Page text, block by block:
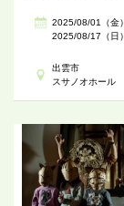
2025/08/01（金
2025/08/17（日）
出雲市
スサノオホール